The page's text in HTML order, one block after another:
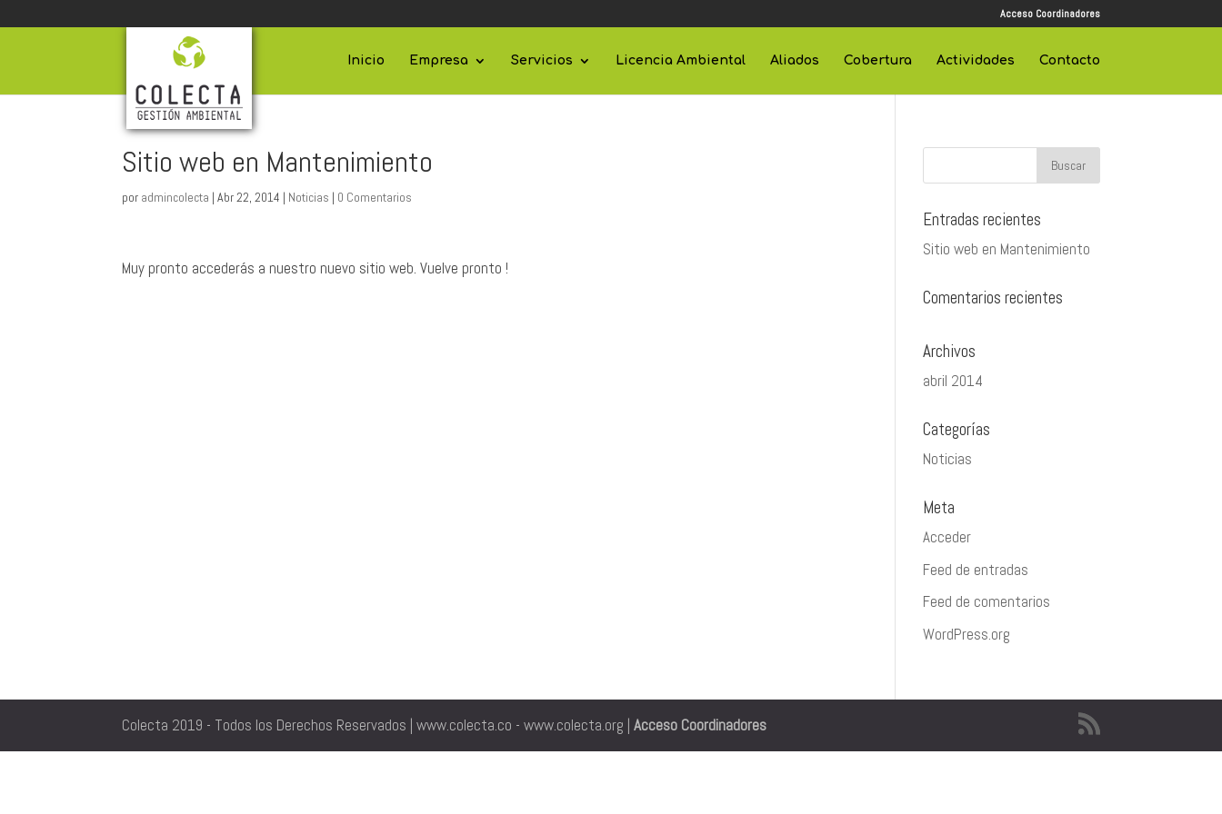
Acceso Coordinadores
Inicio Empresa Servicios Licencia Ambiental Aliados Cobertura Actividades Contacto
Sitio web en Mantenimiento
por admincolecta |Abr 22, 2014 | Noticias | 0 Comentarios
Muy pronto accederás a nuestro nuevo sitio web. Vuelve pronto !
Entradas recientes
Sitio web en Mantenimiento
Comentarios recientes
Archivos
abril 2014
Categorías
Noticias
Meta
Acceder
Feed de entradas
Feed de comentarios
WordPress.org
Colecta 2019 - Todos los Derechos Reservados | www.colecta.co - www.colecta.org |Acceso Coordinadores